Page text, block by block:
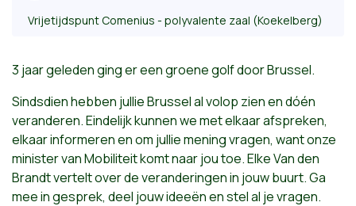
Vrijetijdspunt Comenius - polyvalente zaal (Koekelberg)
3 jaar geleden ging er een groene golf door Brussel.
Sindsdien hebben jullie Brussel al volop zien en dóén
veranderen. Eindelijk kunnen we met elkaar afspreken,
elkaar informeren en om jullie mening vragen, want onze
minister van Mobiliteit komt naar jou toe. Elke Van den
Brandt vertelt over de veranderingen in jouw buurt. Ga
mee in gesprek, deel jouw ideeën en stel al je vragen.